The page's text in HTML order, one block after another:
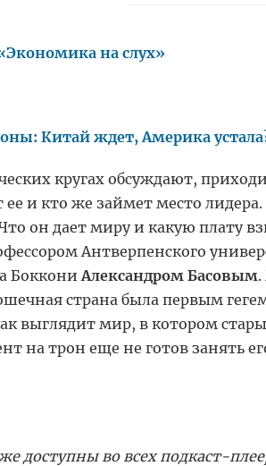
на слух»
Китай ждет, Америка
кругах обсуждают,
и кто же займет место
он дает миру и какую плату
Антверпенского
Боккони Александром Басовым.
страна была первым
выглядит мир, в котором
на трон еще не готов занять
доступны во всех подкаст-